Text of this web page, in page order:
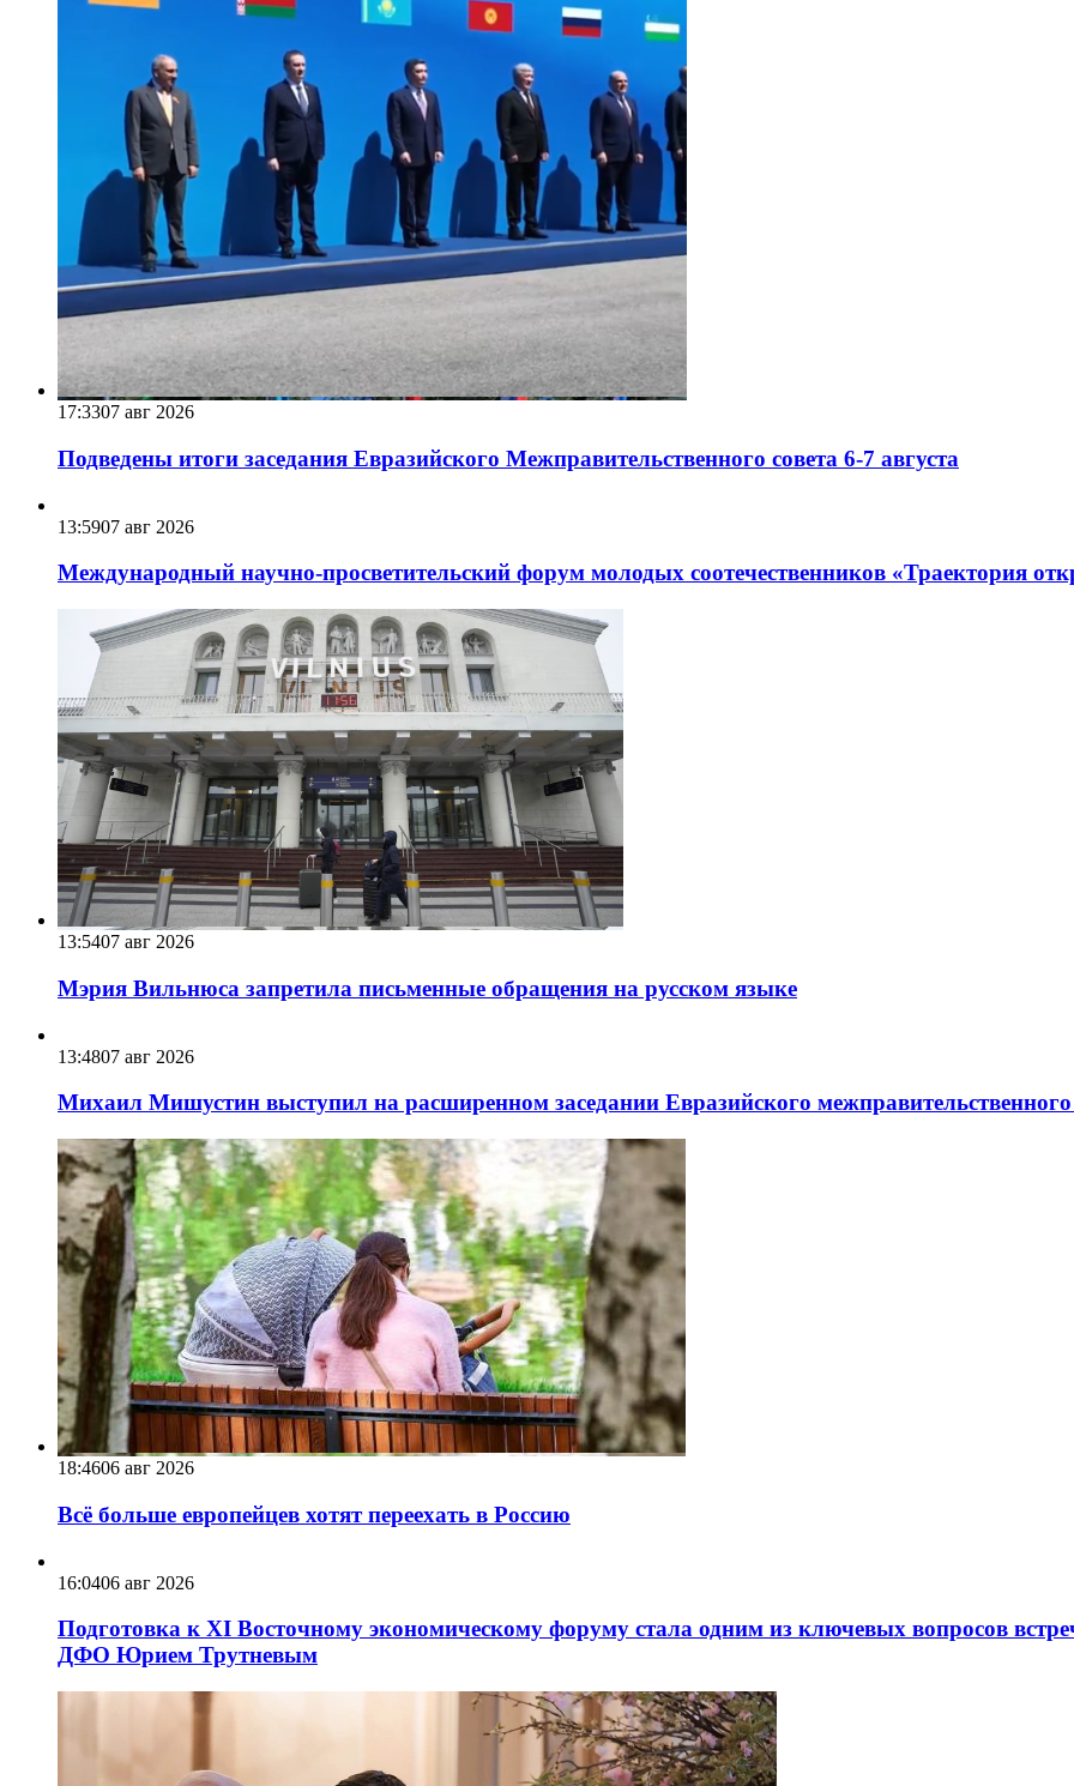
17:3307 авг 2026
Подведены итоги заседания Евразийского Межправительственного совета 6-7 августа
13:5907 авг 2026
Международный научно-просветительский форум молодых соотечественников «Траектория
13:5407 авг 2026
Мэрия Вильнюса запретила письменные обращения на русском языке
13:4807 авг 2026
Михаил Мишустин выступил на расширенном заседании Евразийского
18:4606 авг 2026
Всё больше европейцев хотят переехать в Россию
16:0406 авг 2026
Подготовка к XI Восточному экономическому форуму стала одним из ключевых вопросов
ДФО Юрием Трутневым